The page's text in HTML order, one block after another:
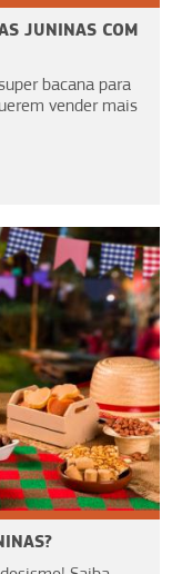
JUNINAS COM
bacana para
vender mais